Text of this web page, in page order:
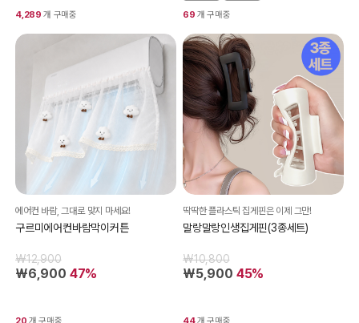
4,289 개 구매중 69 개 구매중
에어컨 바람, 그대로 맞지 마세요!
구르미에어컨바람막이커튼
₩12,900
₩6,900 47%
딱딱한 플라스틱 집게핀은 이제 그만!
말랑말랑인생집게핀(3종세트)
₩10,800
₩5,900 45%